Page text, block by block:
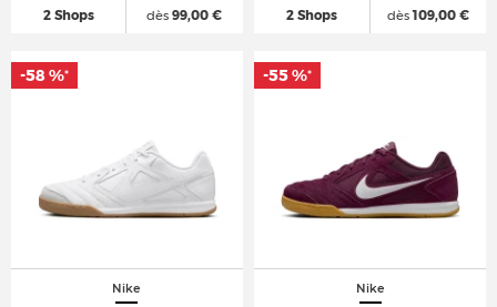
2 Shops dès 99,00 € 2 Shops dès109,00 €
Nike
-58 %*
Nike
-55 %*